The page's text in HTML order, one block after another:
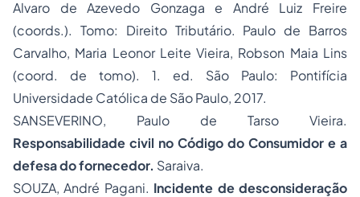
Alvaro de Azevedo Gonzaga e André Luiz Freire
(coords.). Tomo: Direito Tributário. Paulo de Barros
Carvalho, Maria Leonor Leite Vieira, Robson Maia Lins
(coord. de tomo). 1. ed. São Paulo: Pontifícia
Universidade Católica de São Paulo, 2017.
SANSEVERINO, Paulo de Tarso Vieira.
Responsabilidade civil no Código do Consumidor e a
defesa do fornecedor. Saraiva.
SOUZA, André Pagani. Incidente de desconsideração